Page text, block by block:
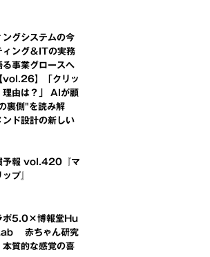
ングシステムの今
ィング＆ITの実務
る事業グロースへ
vol.26】「クリッ
理由は？」 AIが顧
裏側"を読み解
ンド設計の新しい
予報 vol.420『マ
プ』
ボ5.0×博報堂Hu
赤ちゃん研究
本質的な感覚の喜